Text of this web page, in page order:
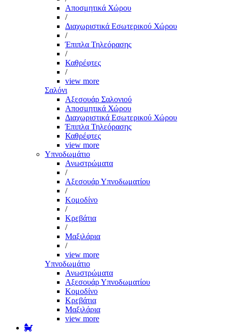
Αποσμητικά Χώρου
/
Διαχωριστικά Εσωτερικού Χώρου
/
Έπιπλα Τηλεόρασης
/
Καθρέφτες
/
view more
Σαλόνι
Αξεσουάρ Σαλονιού
Αποσμητικά Χώρου
Διαχωριστικά Εσωτερικού Χώρου
Έπιπλα Τηλεόρασης
Καθρέφτες
view more
Υπνοδωμάτιο
Ανωστρώματα
/
Αξεσουάρ Υπνοδωματίου
/
Κομοδίνο
/
Κρεβάτια
/
Μαξιλάρια
/
view more
Υπνοδωμάτιο
Ανωστρώματα
Αξεσουάρ Υπνοδωματίου
Κομοδίνο
Κρεβάτια
Μαξιλάρια
view more